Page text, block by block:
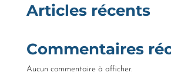
Articles récents
Commentaires
Aucun commentaire à afficher.